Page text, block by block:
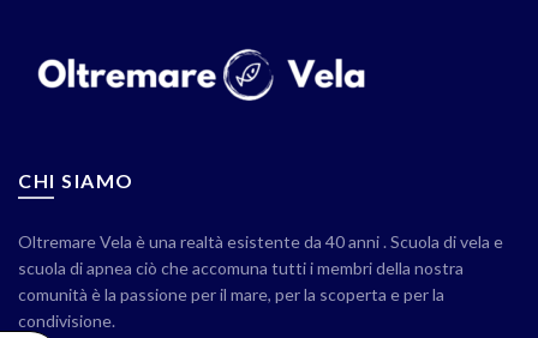
CHI SIAMO
Oltremare Vela è una realtà esistente da 40 anni . Scuola di vela e
scuola di apnea ciò che accomuna tutti i membri della nostra
comunità è la passione per il mare, per la scoperta e per la
condivisione.